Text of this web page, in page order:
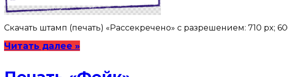
Скачать штамп (печать) «Рассекречено» с разрешением: 710 px;
Читать далее »